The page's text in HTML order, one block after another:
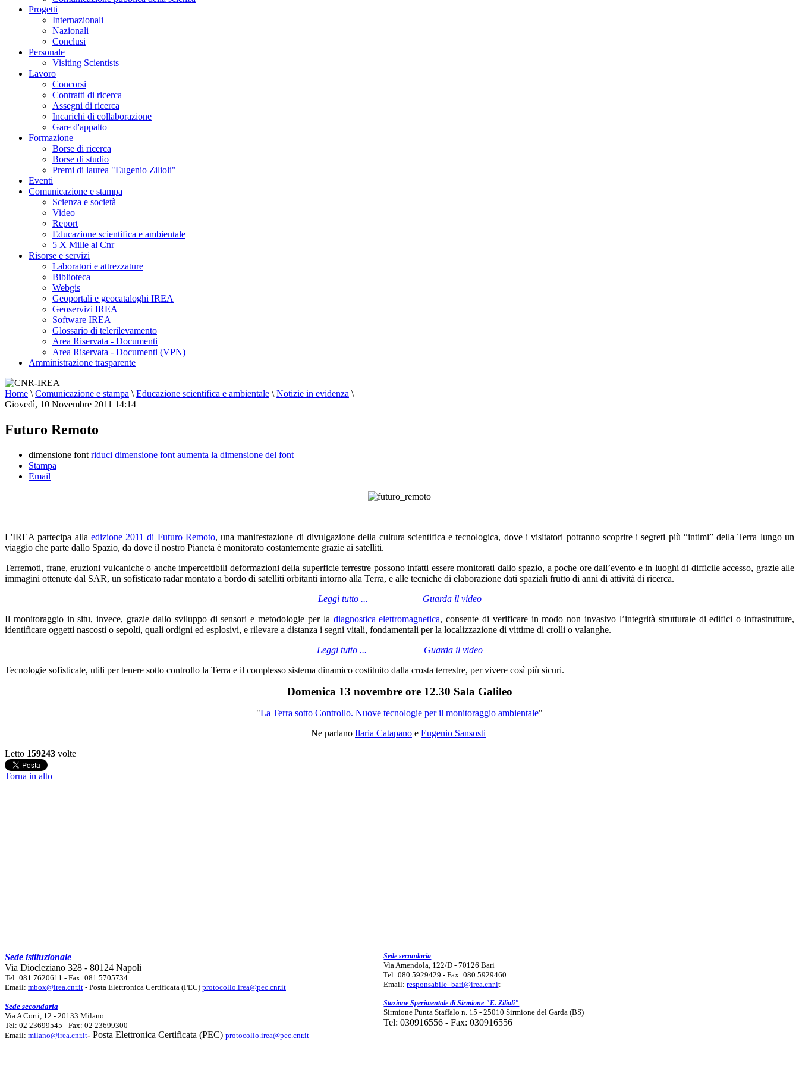
Progetti
Internazionali
Nazionali
Conclusi
Personale
Visiting Scientists
Lavoro
Concorsi
Contratti di ricerca
Assegni di ricerca
Incarichi di collaborazione
Gare d'appalto
Formazione
Borse di ricerca
Borse di studio
Premi di laurea "Eugenio Zilioli"
Eventi
Comunicazione e stampa
Scienza e società
Video
Report
Educazione scientifica e ambientale
5 X Mille al Cnr
Risorse e servizi
Laboratori e attrezzature
Biblioteca
Webgis
Geoportali e geocataloghi IREA
Geoservizi IREA
Software IREA
Glossario di telerilevamento
Area Riservata - Documenti
Area Riservata - Documenti (VPN)
Amministrazione trasparente
Home \ Comunicazione e stampa \ Educazione scientifica e ambientale \ Notizie in evidenza \
Giovedì, 10 Novembre 2011 14:14
Futuro Remoto
dimensione font riduci dimensione font aumenta la dimensione del font
Stampa
Email
L'IREA partecipa alla edizione 2011 di Futuro Remoto, una manifestazione di divulgazione della cultura scientifica e tecnologica, dove i visitatori potranno scoprire i segreti più “intimi” della Terra lungo un
viaggio che parte dallo Spazio, da dove il nostro Pianeta è monitorato costantemente grazie ai satelliti.
Terremoti, frane, eruzioni vulcaniche o anche impercettibili deformazioni della superficie terrestre possono infatti essere monitorati dallo spazio, a poche ore dall’evento e in luoghi di difficile accesso, grazie alle
immagini ottenute dal SAR, un sofisticato radar montato a bordo di satelliti orbitanti intorno alla Terra, e alle tecniche di elaborazione dati spaziali frutto di anni di attività di ricerca.
Leggi tutto ...
Guarda il video
Il monitoraggio in situ, invece, grazie dallo sviluppo di sensori e metodologie per la diagnostica elettromagnetica, consente di verificare in modo non invasivo l’integrità strutturale di edifici o infrastrutture,
identificare oggetti nascosti o sepolti, quali ordigni ed esplosivi, e rilevare a distanza i segni vitali, fondamentali per la localizzazione di vittime di crolli o valanghe.
Leggi tutto ...
Guarda il video
Tecnologie sofisticate, utili per tenere sotto controllo la Terra e il complesso sistema dinamico costituito dalla crosta terrestre, per vivere così più sicuri.
Domenica 13 novembre ore 12.30 Sala Galileo
"La Terra sotto Controllo. Nuove tecnologie per il monitoraggio ambientale"
Ne parlano Ilaria Catapano e Eugenio Sansosti
Letto 159243 volte
Torna in alto
Sede istituzionale
Via Diocleziano 328 - 80124 Napoli
Tel: 081 7620611 - Fax: 081 5705734
Email: mbox@irea.cnr.it - Posta Elettronica Certificata (PEC) protocollo.irea@pec.cnr.it
Sede secondaria
Via A Corti, 12 - 20133 Milano
Tel: 02 23699545 - Fax: 02 23699300
Email: milano@irea.cnr.it- Posta Elettronica Certificata (PEC) protocollo.irea@pec.cnr.it
Sede secondaria
Via Amendola, 122/D - 70126 Bari
Tel: 080 5929429 - Fax: 080 5929460
Email:responsabile_bari@irea.cnr.it
Stazione Sperimentale di Sirmione "E. Zilioli"
Sirmione Punta Staffalo n. 15 - 25010 Sirmione del Garda (BS)
Tel: 030916556 - Fax: 030916556